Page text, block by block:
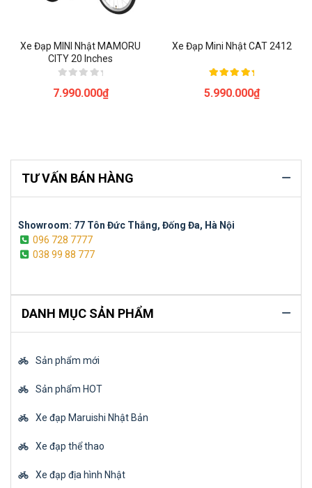
Xe Đạp MINI Nhật MAMORU
CITY 20 Inches
xếp
7.990.000₫
Xe Đạp Mini Nhật CAT 2412
hạng
5.990.000₫
TƯ VẤN BÁN HÀNG
Showroom: 77 Tôn Đức Thắng, Đống Đa, Hà Nội
096 728 7777
038 99 88 777
DANH MỤC SẢN PHẨM
Sản phẩm mới
Sản phẩm HOT
Xe đạp Maruishi Nhật Bản
Xe đạp thể thao
Xe đạp địa hình Nhật